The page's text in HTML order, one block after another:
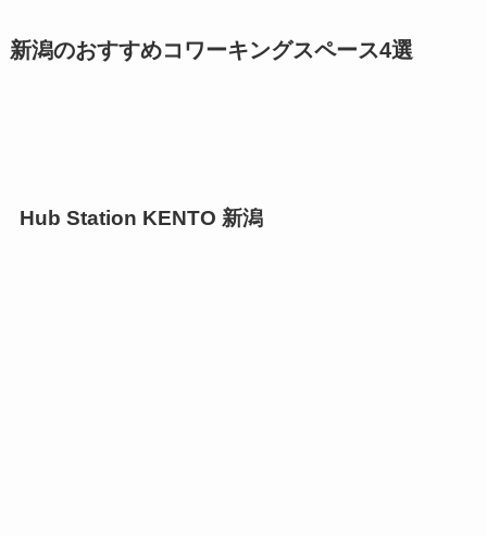
新潟のおすすめコワーキングスペース4選
Hub Station KENTO 新潟